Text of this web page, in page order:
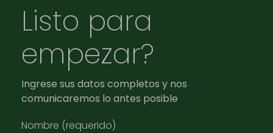
Listo para
empezar?
Ingrese sus datos completos y nos
comunicaremos lo antes posible
Nombre (requerido)